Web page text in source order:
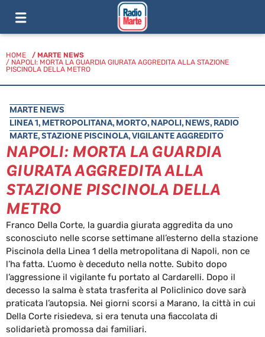
HOME / MARTE NEWS
/ NAPOLI: MORTA LA GUARDIA GIURATA AGGREDITA ALLA STAZIONE
PISCINOLA DELLA METRO
MARTE NEWS
LINEA 1, METROPOLITANA, MORTO, NAPOLI, NEWS, RADIO
MARTE,STAZIONE PISCINOLA,VIGILANTE AGGREDITO
NAPOLI: MORTA LA GUARDIA
GIURATA AGGREDITA ALLA
STAZIONE PISCINOLA DELLA
METRO
Franco Della Corte, la guardia giurata aggredita da uno
sconosciuto nelle scorse settimane all’esterno della stazione
Piscinola della Linea 1 della metropolitana di Napoli, non ce
l’ha fatta. L’uomo è deceduto nella notte. Subito dopo
l’aggressione il vigilante fu portato al Cardarelli. Dopo il
decesso la salma è stata trasferita al Policlinico dove sarà
praticata l’autopsia. Nei giorni scorsi a Marano, la città in cui
Della Corte risiedeva, si era tenuta una fiaccolata di
solidarietà promossa dai familiari.